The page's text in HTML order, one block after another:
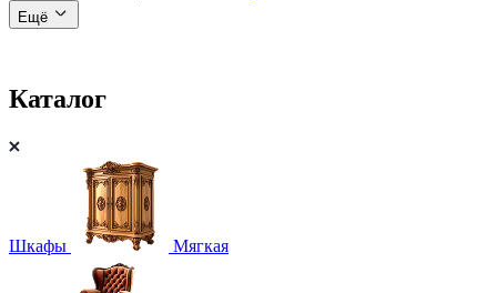
Ещё
Каталог
Шкафы Мягкая